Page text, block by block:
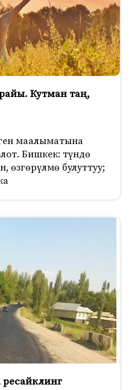
Кутман таң,
маалыматына
Бишкек: түндө
өзгөрүлмө булуттуу;